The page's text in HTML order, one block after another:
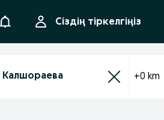
АқпараттандыруСіздің тіркелгіңіз
+0 km